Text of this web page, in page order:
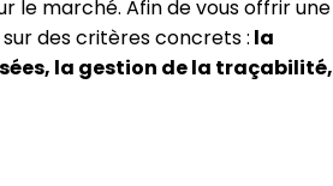
le marché. Afin de vous offrir une
des critères concrets : la
la gestion de la traçabilité,